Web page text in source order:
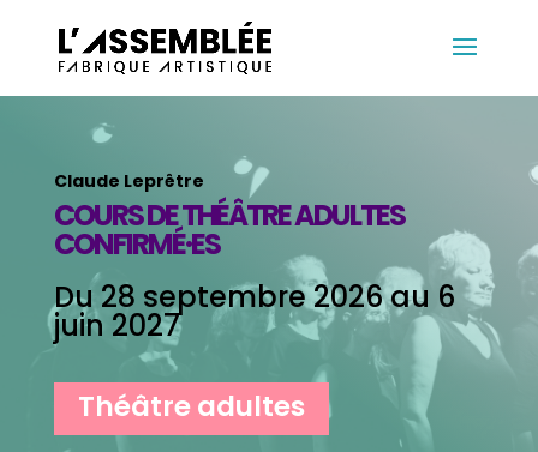
Claude Leprêtre
COURS DE THÉÂTRE ADULTES
CONFIRMÉ·ES
Du 28 septembre 2026 au 6
juin 2027
Théâtre adultes